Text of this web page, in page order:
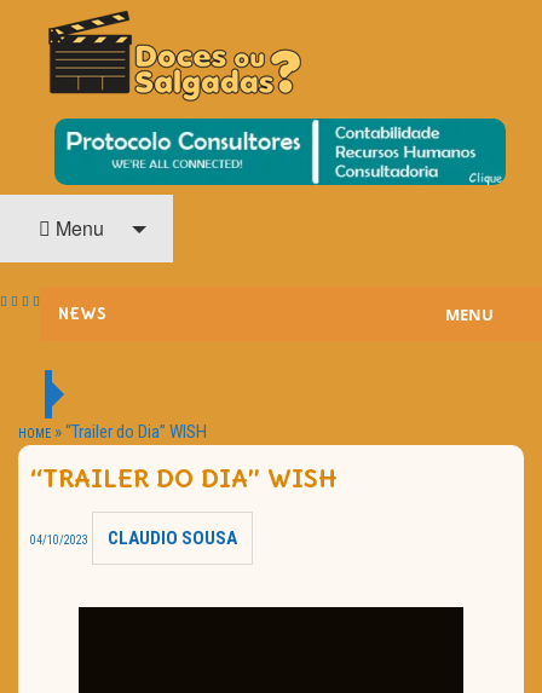
DOCES OU SALGADAS?
O Cinema? Uma Paixão!!
Menu
NEWS
PASSATEMPOS
HOME CINEMA
MENU
HOME »“Trailer do Dia” WISH
“TRAILER DO DIA” WISH
04/10/2023 CLAUDIO SOUSA